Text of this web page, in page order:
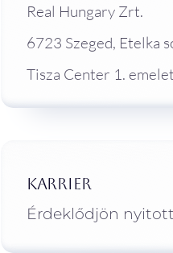
Real Hungary Zrt.
6723 Szeged, Etelka
Tisza Center 1. emelet
Karrier
Érdeklődjön